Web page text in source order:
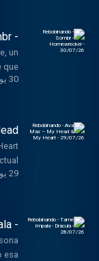
-
un
que
de
30 يوليو 2026
26
202
29 يوليو 2026
-
esa